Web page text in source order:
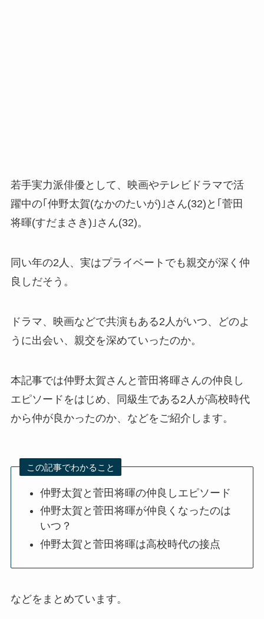
若手実力派俳優として、映画やテレビドラマで活
躍中の｢仲野太賀(なかのたいが)｣さん(32)と｢菅田
将暉(すだまさき)｣さん(32)。
同い年の2人、実はプライベートでも親交が深く仲
良しだそう。
ドラマ、映画などで共演もある2人がいつ、どのよ
うに出会い、親交を深めていったのか。
本記事では仲野太賀さんと菅田将暉さんの仲良し
エピソードをはじめ、同級生である2人が高校時代
から仲が良かったのか、などをご紹介します。
この記事でわかること
仲野太賀と菅田将暉の仲良しエピソード
仲野太賀と菅田将暉が仲良くなったのは
いつ？
仲野太賀と菅田将暉は高校時代の接点
などをまとめています。